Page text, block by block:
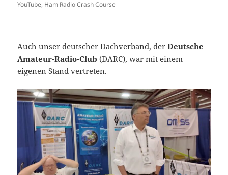
YouTube, Ham Radio Crash Course
Auch unser deutscher Dachverband, derDeutsche
Amateur-Radio-Club (DARC), war mit einem
eigenen Stand vertreten.